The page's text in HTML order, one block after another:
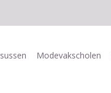
Modevakscholen